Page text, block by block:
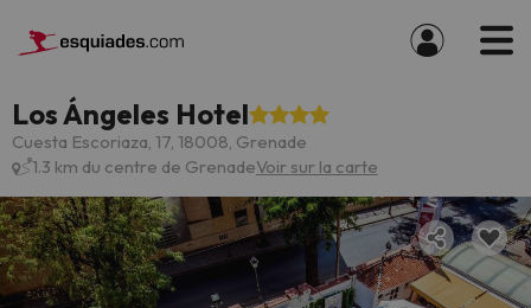
Los Ángeles Hotel
Cuesta Escoriaza, 17, 18008, Grenade
1.3 km du centre de GrenadeVoir sur la carte